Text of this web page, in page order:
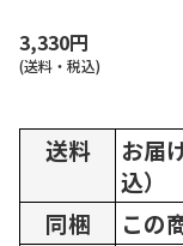
3,330円
(送料・税込)
送料
お届
込）
同梱
この